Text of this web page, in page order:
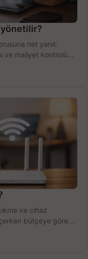
yönetilir?
net yanıt:
ve maliyet kontrolü
ve cihaz
bütçeye göre